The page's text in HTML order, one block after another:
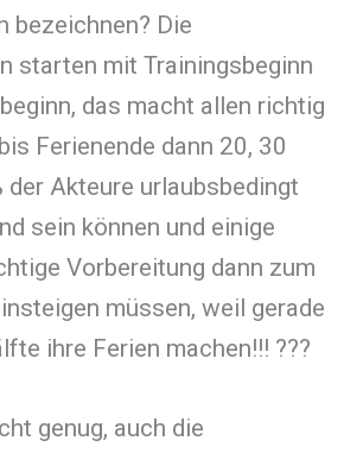
bezeichnen? Die
starten mit Trainingsbeginn
das macht allen richtig
Ferienende dann 20, 30
der Akteure urlaubsbedingt
sein können und einige
Vorbereitung dann zum
müssen, weil gerade
ihre Ferien machen!!! ???
genug, auch die